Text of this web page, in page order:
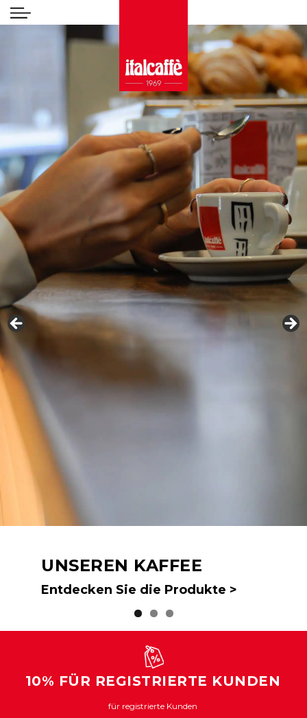
UNSEREN KAFFEE
Entdecken Sie die Produkte >
UNSER GEBIET
Weitere Informationen >
DIE KAFFEERÖSTEREI
Weitere Informationen>
10% FÜR REGISTRIERTE KUNDEN
für registrierte Kunden